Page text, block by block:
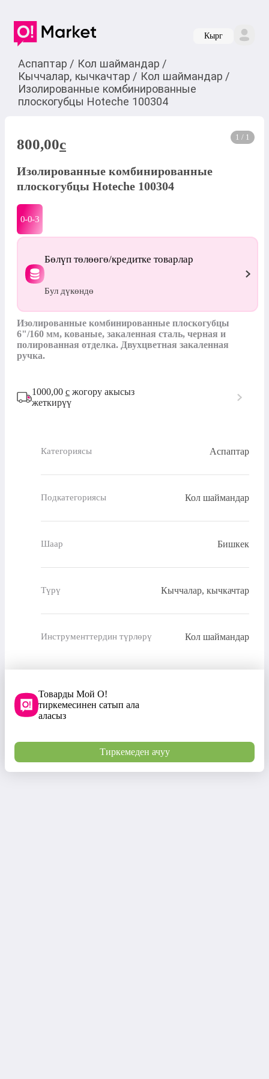
Кырг
Аспаптар / Кол шаймандар /
Кыччалар, кычкачтар / Кол шаймандар /
Изолированные комбинированные
плоскогубцы Hoteche 100304
1 / 1
800,00c
Изолированные комбинированные
плоскогубцы Hoteche 100304
0-0-3
Бөлүп төлөөгө/кредитке товарлар
Бул дүкөндө
Изолированные комбинированные плоскогубцы
6"/160 мм, кованые, закаленная сталь, черная и
полированная отделка. Двухцветная закаленная
ручка.
1000,00 с жогору акысыз
жеткирүү
Категориясы Аспаптар
Подкатегориясы Кол шаймандар
Шаар Бишкек
Түрү Кыччалар, кычкачтар
Инструменттердин түрлөрү Кол шаймандар
Товарды Мой О!
тиркемесинен сатып ала
аласыз
Тиркемеден ачуу